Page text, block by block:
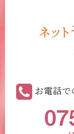
ネッ
お電話